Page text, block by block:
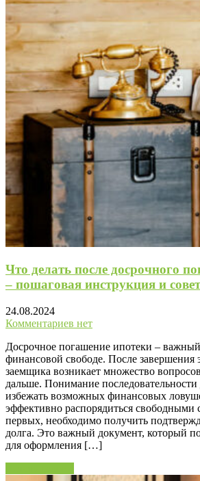
Что делать после досрочного
– пошаговая инструкция и
24.08.2024
Комментариев нет
Досрочное погашение ипотеки –
финансовой свободе. После завершения
заемщика возникает множество
дальше. Понимание
избежать возможных финансовых
эффективно распорядиться свободными
первых, необходимо получить
долга. Это важный документ, который
для оформления […]